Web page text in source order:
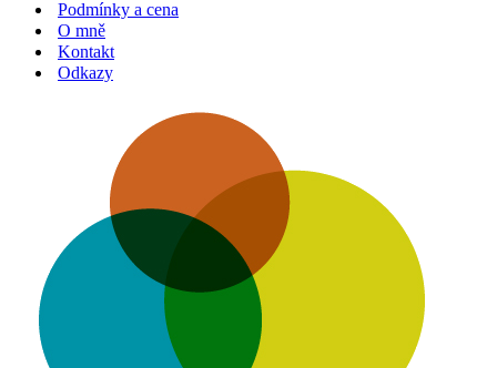
Podmínky a cena
O mně
Kontakt
Odkazy